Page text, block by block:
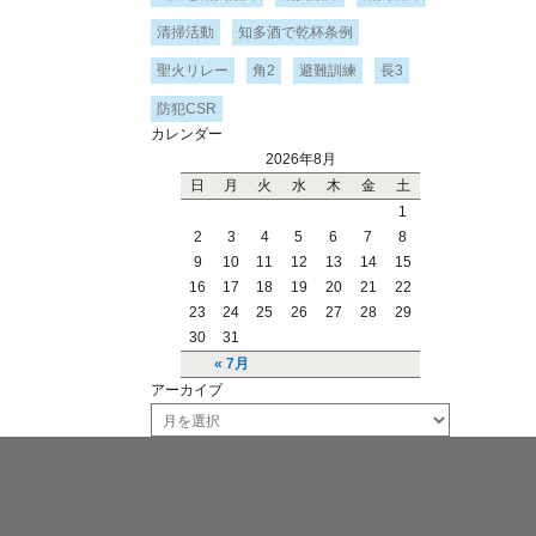
清掃活動 知多酒で乾杯条例
聖火リレー 角2 避難訓練 長3
防犯CSR
カレンダー
2026年8月
日
月 火 水 木 金 土
« 7月
1
2
3 4 5 6 7
8
9
10 11 12 13 14
15
16
17 18 19 20 21
22
23
24 25 26 27 28
29
30
31
アーカイブ
ー